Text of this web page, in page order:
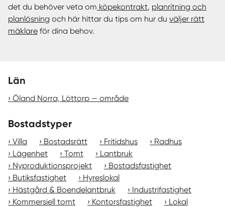
det du behöver veta om köpekontrakt, planritning och
planlösning och här hittar du tips om hur du väljer rätt
mäklare för dina behov.
Län
Öland Norra, Löttorp — område
Bostadstyper
Villa Bostadsrätt Fritidshus
Radhus
Lägenhet
Tomt
Lantbruk
Nyproduktionsprojekt
Bostadsfastighet
Butiksfastighet
Hyreslokal
Hästgård & Boendelantbruk
Industrifastighet
Kommersiell tomt
Kontorsfastighet
Lokal